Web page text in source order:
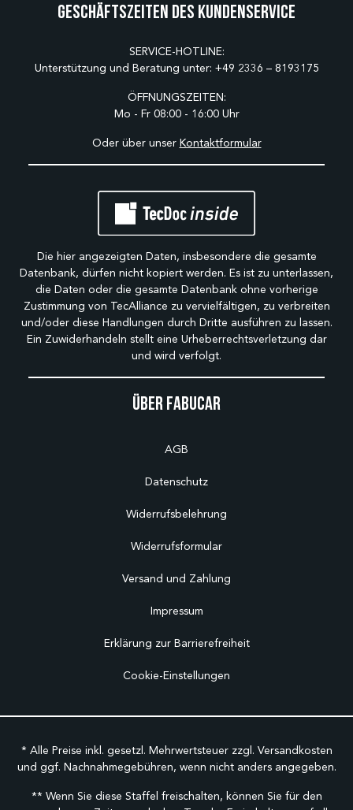
Über Fabucar
AGB
Datenschutz
Widerrufsbelehrung
Widerrufsformular
Versand und Zahlung
Impressum
Erklärung zur Barrierefreiheit
Cookie-Einstellungen
Geschäftszeiten des Kundenservice
SERVICE-HOTLINE:
Unterstützung und Beratung unter: +49 2336 – 8193175
ÖFFNUNGSZEITEN:
Mo - Fr 08:00 - 16:00 Uhr
Oder über unser Kontaktformular
Die hier angezeigten Daten, insbesondere die gesamte
Datenbank, dürfen nicht kopiert werden. Es ist zu unterlassen,
die Daten oder die gesamte Datenbank ohne vorherige
Zustimmung von TecAlliance zu vervielfältigen, zu verbreiten
und/oder diese Handlungen durch Dritte ausführen zu lassen.
Ein Zuwiderhandeln stellt eine Urheberrechtsverletzung dar
und wird verfolgt.
* Alle Preise inkl. gesetzl. Mehrwertsteuer zzgl. Versandkosten
und ggf. Nachnahmegebühren, wenn nicht anders angegeben.
** Wenn Sie diese Staffel freischalten, können Sie für den